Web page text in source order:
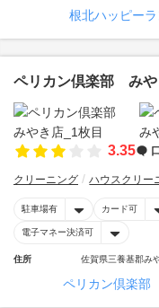
根北ハッピー
ペリカン倶楽部 みや
3.35
クリーニング ハウスクリー
駐車場有 カード可
電子マネー決済可
住所 佐賀県三養基郡み
ペリカン倶楽部